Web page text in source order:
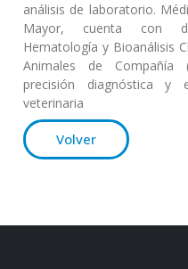
análisis de laboratorio.
Mayor, cuenta con
Hematología y Bioanálisis
Animales de Compañía
precisión diagnóstica y
veterinaria
Volver